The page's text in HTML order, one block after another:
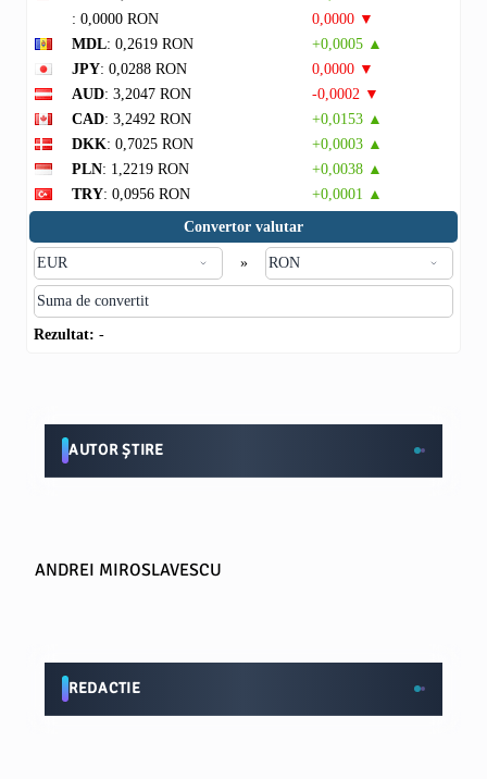
: 0,0000 RON
0,0000 ▼
MDL: 0,2619 RON
+0,0005 ▲
JPY: 0,0288 RON
0,0000 ▼
AUD: 3,2047 RON
-0,0002 ▼
CAD: 3,2492 RON
+0,0153 ▲
DKK: 0,7025 RON
+0,0003 ▲
PLN: 1,2219 RON
+0,0038 ▲
TRY: 0,0956 RON
+0,0001 ▲
Convertor valutar
»
Rezultat: -
AUTOR ȘTIRE
ANDREI MIROSLAVESCU
REDACTIE